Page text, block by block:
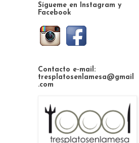
Sígueme en Instagram y
Facebook
Contacto e-mail:
tresplatosenlamesa@gmail
.com